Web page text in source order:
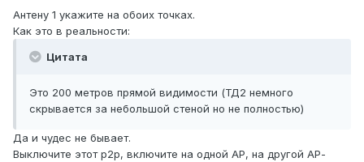
Антену 1 укажите на обоих точках.
Как это в реальности:
Цитата
Это 200 метров прямой видимости (ТД2 немного
скрывается за небольшой стеной но не полностью)
Да и чудес не бывает.
Выключите этот p2p, включите на одной АР, на другой АР-